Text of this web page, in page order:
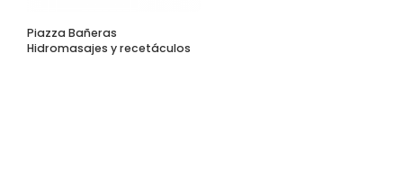
Piazza Bañeras
Hidromasajes y recetáculos